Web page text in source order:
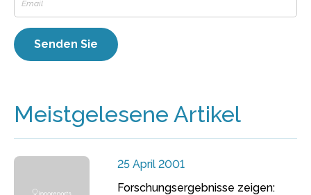
Meistgelesene Artikel
25 April 2001
Forschungsergebnisse zeigen: